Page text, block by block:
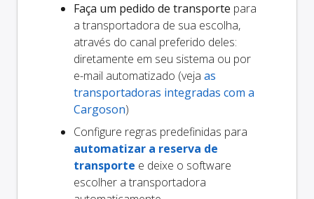
Faça um pedido de transporte para
a transportadora de sua escolha,
através do canal preferido deles:
diretamente em seu sistema ou por
e-mail automatizado (veja as
transportadoras integradas com a
Cargoson)
Configure regras predefinidas para
automatizar a reserva de
transporte e deixe o software
escolher a transportadora